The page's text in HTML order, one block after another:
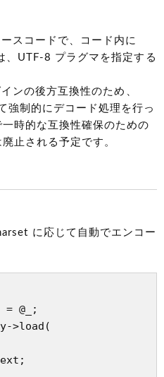
スコードで、コード内に
、UTF-8 プラグマを指定する
ンの後方互換性のため、
制的にデコード処理を行っ
時的な互換性確保のための
止される予定です。
に応じて自動でエンコー
= @_;
>load(